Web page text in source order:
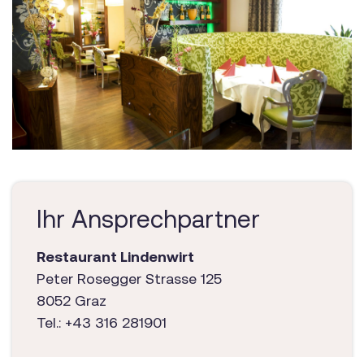
Ihr Ansprechpartner
Restaurant Lindenwirt
Peter Rosegger Strasse 125
8052 Graz
Tel.: +43 316 281901